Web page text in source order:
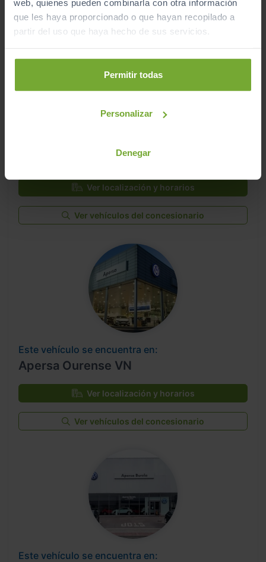
web, quienes pueden combinarla con otra información
que les haya proporcionado o que hayan recopilado a
partir del uso que haya hecho de sus servicios.
Permitir todas
Personalizar
Denegar
Ver vehículos del concesionario
Apersa Ourense VO
Ver localización y horarios
Ver vehículos del concesionario
Este vehículo se encuentra en:
Apersa Ourense VN
Ver localización y horarios
Ver vehículos del concesionario
Este vehículo se encuentra en: